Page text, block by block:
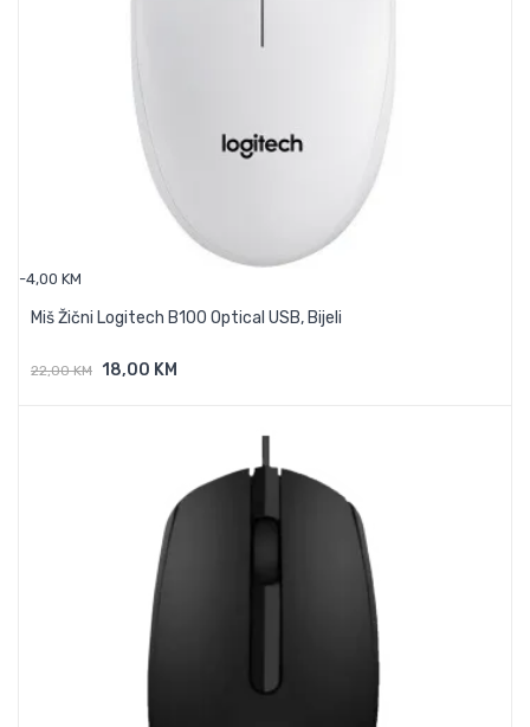
-4,00 KM
Miš Žični Logitech B100 Optical USB, Bijeli
22,00 KM 18,00 KM
Dodaj U Košaricu